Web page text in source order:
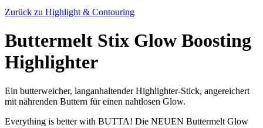
Zurück zu Highlight & Contouring
Buttermelt Stix Glow Boosting
Highlighter
Ein butterweicher, langanhaltender Highlighter-Stick, angereichert
mit nährenden Buttern für einen nahtlosen Glow.
Everything is better with BUTTA! Die NEUEN Buttermelt Glow